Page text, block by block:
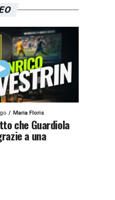
Maria Floris
che Guardiola
a una